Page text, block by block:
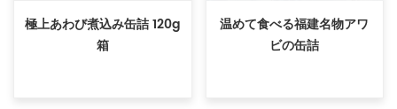
極上あわび煮込み缶詰 120g
箱
温めて食べる福建名物アワ
ビの缶詰